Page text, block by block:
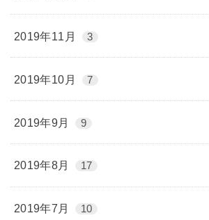
2019年11月 3
2019年10月 7
2019年9月 9
2019年8月 17
2019年7月 10